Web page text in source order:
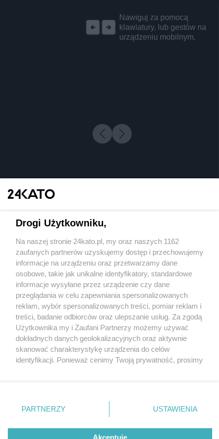
Nawiguj za pomocą
klawiatury, lub gestów na
urządzeniu mobilnym.
3 / 0
Wydawca mediów lokalnych
Nie zapomnij
zapoznać się z:
polityką prywatności regulamin korzystania z portali
Twojemiasto
Piekary Śląskie
Chorzów
Tarnowskie Góry
Gliwice
Skontakuj sięz nami
Kontakt
Wydawca
Redakcja
Drogi Użytkowniku,
Na naszej stronie 24kato.pl, my oraz naszych 1162
zaufanych partnerów uzyskujemy dostęp i przechowujemy
informacje na urządzeniu oraz przetwarzamy dane
osobowe, takie jak unikalne identyfikatory, standardowe
informacje wysyłane przez urządzenie czy dane
przeglądania w celu zapewniania spersonalizowanych
reklam, wybór spersonalizowanych treści, pomiar reklam i
treści, badanie odbiorców oraz ulepszanie usług. Za zgodą
Użytkownika my i Zaufani Partnerzy możemy używać
dokładnych danych geolokalizacyjnych oraz aktywnie
skanować charakterystykę urządzenia do celów
identyfikacji. Ponieważ cenimy Twoją prywatność, prosimy
prywatności znajdujący się w lewym dolnym rogu strony
. Niektóre rodzaje przetwarzania danych nie wymagają
zgody użytkownika, ale masz prawo sprzeciwić się
takiemu przetwarzaniu. Preferencje będą miały
PARTNERZY USTAWIENIA
Akceptuję